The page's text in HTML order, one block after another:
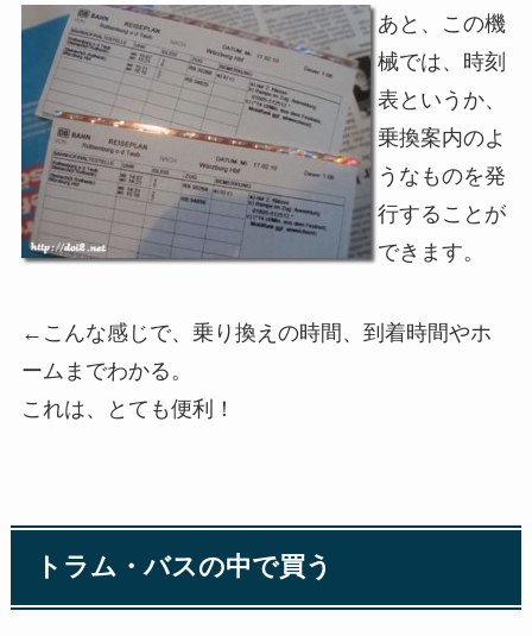
あと、この機
械では、時刻
表というか、
乗換案内のよ
うなものを発
行することが
できます。
←こんな感じで、乗り換えの時間、到着時間やホ
ームまでわかる。
これは、とても便利！
トラム・バスの中で買う